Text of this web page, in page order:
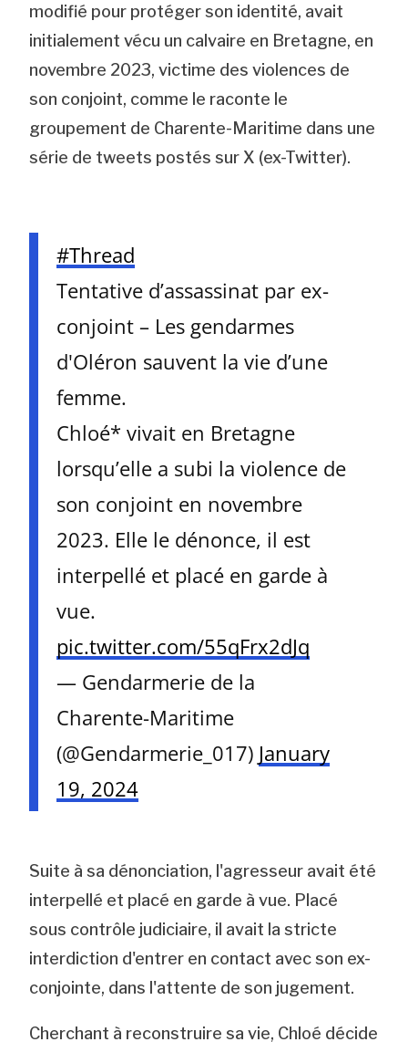
modifié pour protéger son identité, avait
initialement vécu un calvaire en Bretagne, en
novembre 2023, victime des violences de
son conjoint, comme le raconte le
groupement de Charente-Maritime dans une
série de tweets postés sur X (ex-Twitter).
#Thread
Tentative d’assassinat par ex-
conjoint – Les gendarmes
d'Oléron sauvent la vie d’une
femme.
Chloé* vivait en Bretagne
lorsqu’elle a subi la violence de
son conjoint en novembre
2023. Elle le dénonce, il est
interpellé et placé en garde à
vue.
pic.twitter.com/55qFrx2dJq
— Gendarmerie de la
Charente-Maritime
(@Gendarmerie_017) January
19, 2024
Suite à sa dénonciation, l'agresseur avait été
interpellé et placé en garde à vue. Placé
sous contrôle judiciaire, il avait la stricte
interdiction d'entrer en contact avec son ex-
conjointe, dans l'attente de son jugement.
Cherchant à reconstruire sa vie, Chloé décide